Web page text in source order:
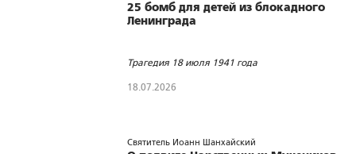
25 бомб для детей из блокадного
Ленинграда
Трагедия 18 июля 1941 года
18.07.2026
Святитель Иоанн Шанхайский